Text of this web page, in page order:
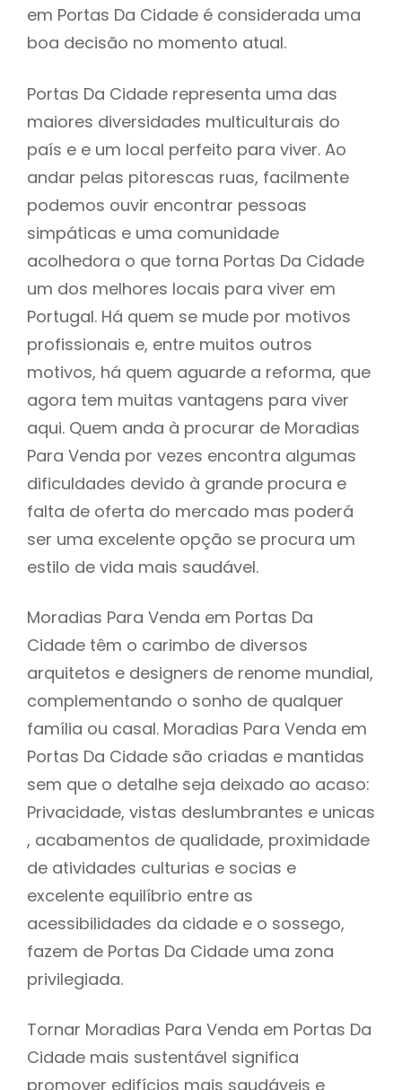
em Portas Da Cidade é considerada uma
boa decisão no momento atual.
Portas Da Cidade representa uma das
maiores diversidades multiculturais do
país e e um local perfeito para viver. Ao
andar pelas pitorescas ruas, facilmente
podemos ouvir encontrar pessoas
simpáticas e uma comunidade
acolhedora o que torna Portas Da Cidade
um dos melhores locais para viver em
Portugal. Há quem se mude por motivos
profissionais e, entre muitos outros
motivos, há quem aguarde a reforma, que
agora tem muitas vantagens para viver
aqui. Quem anda à procurar de Moradias
Para Venda por vezes encontra algumas
dificuldades devido à grande procura e
falta de oferta do mercado mas poderá
ser uma excelente opção se procura um
estilo de vida mais saudável.
Moradias Para Venda em Portas Da
Cidade têm o carimbo de diversos
arquitetos e designers de renome mundial,
complementando o sonho de qualquer
família ou casal. Moradias Para Venda em
Portas Da Cidade são criadas e mantidas
sem que o detalhe seja deixado ao acaso:
Privacidade, vistas deslumbrantes e unicas
, acabamentos de qualidade, proximidade
de atividades culturias e socias e
excelente equilíbrio entre as
acessibilidades da cidade e o sossego,
fazem de Portas Da Cidade uma zona
privilegiada.
Tornar Moradias Para Venda em Portas Da
Cidade mais sustentável significa
promover edifícios mais saudáveis e